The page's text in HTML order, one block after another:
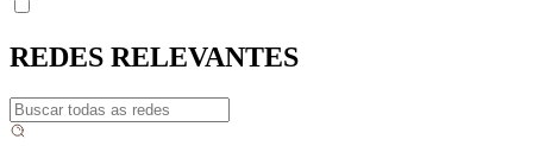
REDES RELEVANTES